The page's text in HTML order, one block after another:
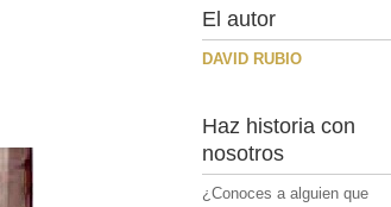
El autor
DAVID RUBIO
Haz historia con
nosotros
¿Conoces a alguien que